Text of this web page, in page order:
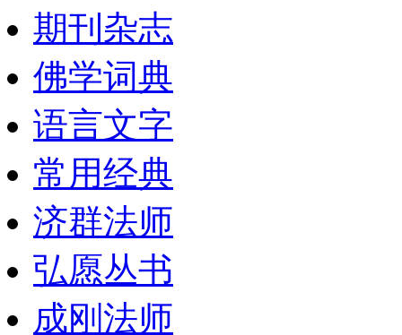
期刊杂志
佛学词典
语言文字
常用经典
济群法师
弘愿丛书
成刚法师